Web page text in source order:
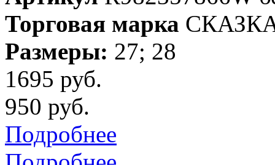
Торговая марка
Размеры: 27; 28
1695 руб.
950 руб.
Подробнее